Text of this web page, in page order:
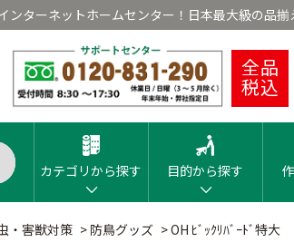
ンターネットホームセンター！日本最大級の品揃
全品
税込
カテゴリから探す 目的から探す
・害獣対策 > 防鳥グッズ >OH ﾋﾞｯｸﾘﾊﾞｰﾄﾞ特大